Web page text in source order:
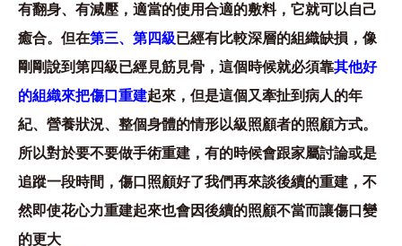
有翻身、有減壓，適當的使用合適的敷料，它就可以自己
癒合。但在第三、第四級已經有比較深層的組織缺損，像
剛剛說到第四級已經見筋見骨，這個時候就必須靠其他好
的組織來把傷口重建起來，但是這個又牽扯到病人的年
紀、營養狀況、整個身體的情形以級照顧者的照顧方式。
所以對於要不要做手術重建，有的時候會跟家屬討論或是
追蹤一段時間，傷口照顧好了我們再來談後續的重建，不
然即使花心力重建起來也會因後續的照顧不當而讓傷口變
的更大